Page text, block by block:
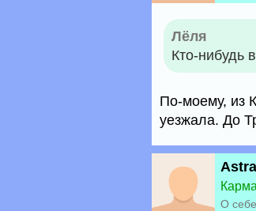
Лёля
Кто-нибудь
По-моему, из
уезжала. До
Astra
О себе